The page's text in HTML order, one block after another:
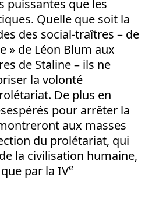
puissantes que les
Quelle que soit la
des social-traîtres – de
» de Léon Blum aux
de Staline – ils ne
la volonté
De plus en
pour arrêter la
aux masses
du prolétariat, qui
la civilisation humaine,
par la IVe